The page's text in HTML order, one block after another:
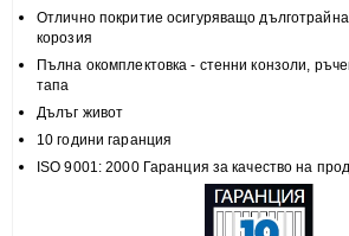
Отлично покритие осигуряващо
корозия
Пълна окомплектовка - стенни конзоли,
тапа
Дълъг живот
10 години гаранция
ISO 9001: 2000 Гаранция за качество на